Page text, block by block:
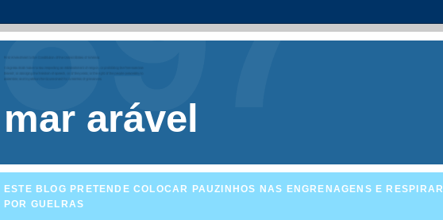
mar arável
ESTE BLOG PRETENDE COLOCAR PAUZINHOS NAS ENGRENAGENS E RESPIRAR
POR GUELRAS